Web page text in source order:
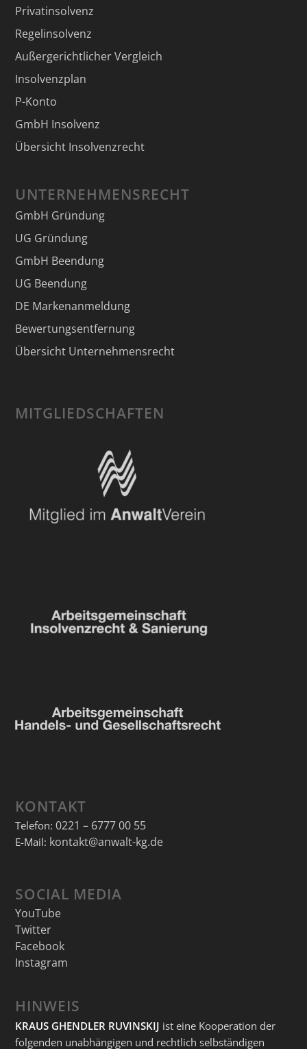
Privatinsolvenz
Regelinsolvenz
Außergerichtlicher Vergleich
Insolvenzplan
P-Konto
GmbH Insolvenz
Übersicht Insolvenzrecht
UNTERNEHMENSRECHT
GmbH Gründung
UG Gründung
GmbH Beendung
UG Beendung
DE Markenanmeldung
Bewertungsentfernung
Übersicht Unternehmensrecht
MITGLIEDSCHAFTEN
KONTAKT
Telefon: 0221 – 6777 00 55
E-Mail: kontakt@anwalt-kg.de
SOCIAL MEDIA
YouTube
Twitter
Facebook
Instagram
HINWEIS
KRAUS GHENDLER RUVINSKIJ ist eine Kooperation der
folgenden unabhängigen und rechtlich selbständigen